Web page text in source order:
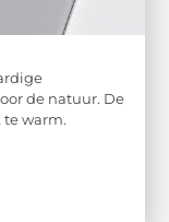
de natuur. De
warm.